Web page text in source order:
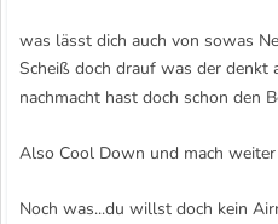
was lässt dich auch von sowas
Scheiß doch drauf was der denkt
nachmacht hast doch schon den
Also Cool Down und mach
Noch was...du willst doch kein